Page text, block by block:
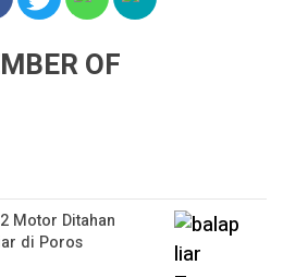
OF
Motor Ditahan
di Poros